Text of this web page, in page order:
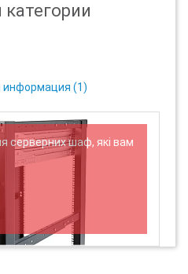
информация (1)
серверних шаф, які вам